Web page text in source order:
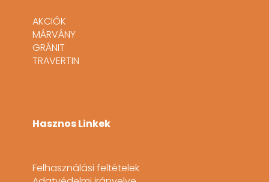
AKCIÓK
MÁRVÁNY
GRÁNIT
TRAVERTIN
Hasznos Linkek
Felhasználási feltételek